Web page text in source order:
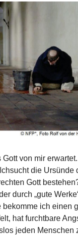
von mir
die Ursünde
Gott
durch „gute
bekomme ich einen
hat furchtbare
jeden Menschen